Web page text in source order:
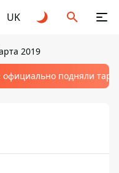
UK
2019
подняли